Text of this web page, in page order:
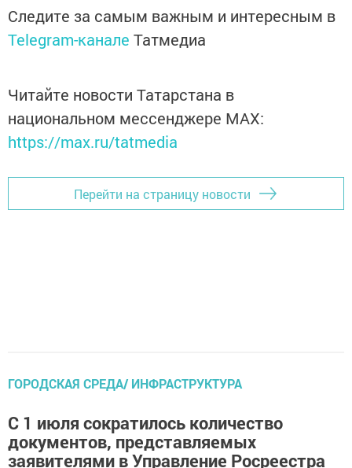
Следите за самым важным и интересным в
Telegram-канале Татмедиа
Читайте новости Татарстана в
национальном мессенджере MАХ:
https://max.ru/tatmedia
Перейти на страницу новости
ГОРОДСКАЯ СРЕДА/ ИНФРАСТРУКТУРА
С 1 июля сократилось количество
документов, представляемых
заявителями в Управление Росреестра